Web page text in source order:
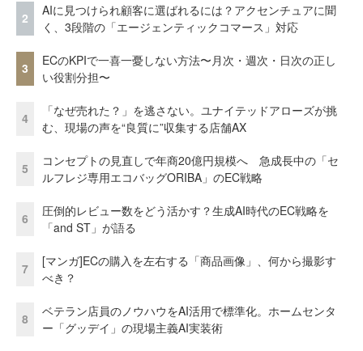
2
AIに見つけられ顧客に選ばれるには？アクセンチュアに聞
く、3段階の「エージェンティックコマース」対応
3
ECのKPIで一喜一憂しない方法〜月次・週次・日次の正し
い役割分担〜
4
「なぜ売れた？」を逃さない。ユナイテッドアローズが挑
む、現場の声を“良質に”収集する店舗AX
5
コンセプトの見直しで年商20億円規模へ 急成長中の「セ
ルフレジ専用エコバッグORIBA」のEC戦略
6
圧倒的レビュー数をどう活かす？生成AI時代のEC戦略を
「and ST」が語る
7
[マンガ]ECの購入を左右する「商品画像」、何から撮影す
べき？
8
ベテラン店員のノウハウをAI活用で標準化。ホームセンタ
ー「グッデイ」の現場主義AI実装術